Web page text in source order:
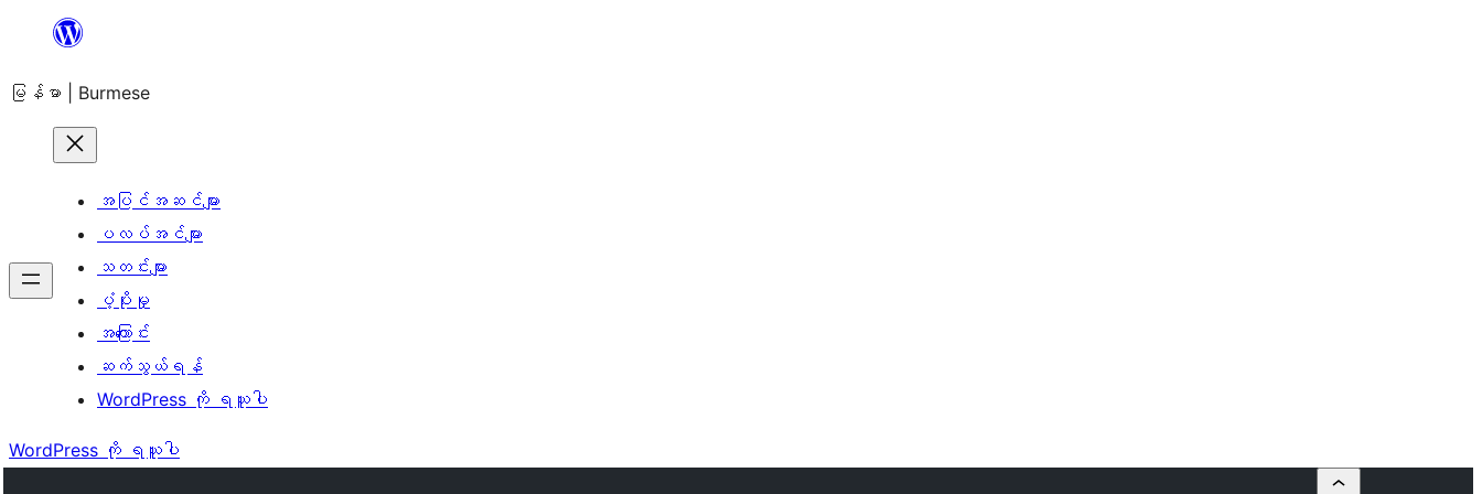
အကြောင်းအရာ
ကျော်သွား
မြန်မာ | Burmese
အပြင်အဆင်များ
ပလပ်အင်များ
သတင်းများ
ပံ့ပိုးမှု
အကြောင်း
ဆက်သွယ်ရန်
WordPress ကို ရယူပါ
WordPress ကို ရယူပါ